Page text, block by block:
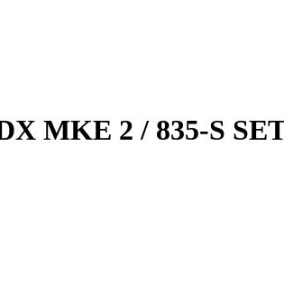
MKE 2 / 835-S